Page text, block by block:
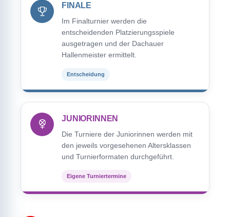
FINALE
Im Finalturnier werden die
entscheidenden Platzierungsspiele
ausgetragen und der Dachauer
Hallenmeister ermittelt.
Entscheidung
JUNIORINNEN
Die Turniere der Juniorinnen werden mit
den jeweils vorgesehenen Altersklassen
und Turnierformaten durchgeführt.
Eigene Turniertermine